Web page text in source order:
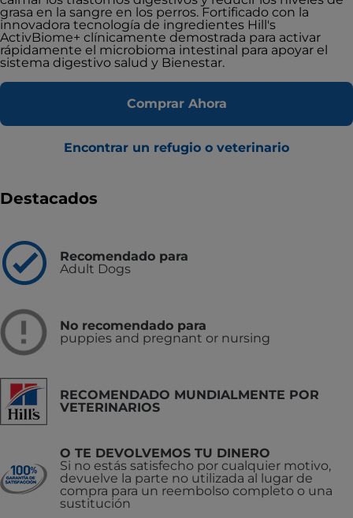
grasa en la sangre en los perros. Fortificado con la
innovadora tecnología de ingredientes Hill's
ActivBiome+ clínicamente demostrada para activar
rápidamente el microbioma intestinal para apoyar el
sistema digestivo salud y Bienestar.
Comprar Ahora
Encontrar un refugio o veterinario
Destacados
Recomendado para
Adult Dogs
No recomendado para
puppies and pregnant or nursing
RECOMENDADO MUNDIALMENTE POR
VETERINARIOS
O TE DEVOLVEMOS TU DINERO
Si no estás satisfecho por cualquier motivo,
devuelve la parte no utilizada al lugar de
compra para un reembolso completo o una
sustitución